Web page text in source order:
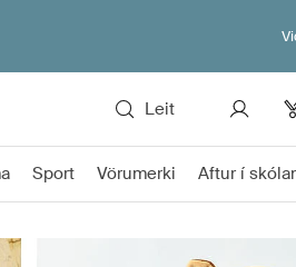
Leit
Sport Vörumerki Aftur í